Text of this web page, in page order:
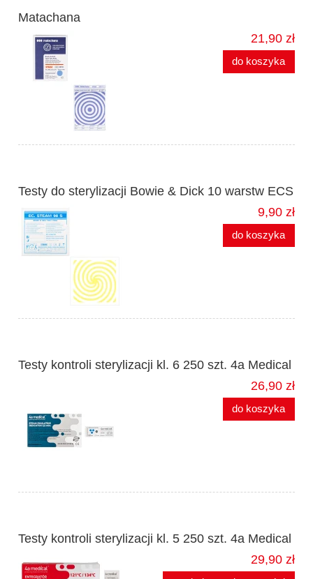
Matachana
21,90 zł
do koszyka
Testy do sterylizacji Bowie & Dick 10 warstw ECS
9,90 zł
do koszyka
Testy kontroli sterylizacji kl. 6 250 szt. 4a Medical
26,90 zł
do koszyka
Testy kontroli sterylizacji kl. 5 250 szt. 4a Medical
29,90 zł